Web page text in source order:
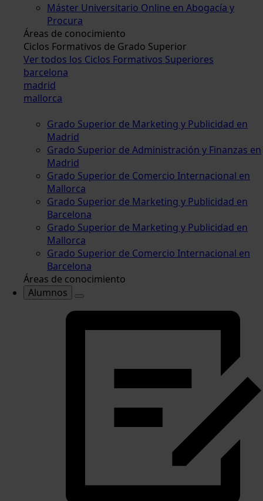
Máster Universitario Online en Abogacía y
Procura
Áreas de conocimiento
Ciclos Formativos de Grado Superior
Ver todos los Ciclos Formativos Superiores
barcelona
madrid
mallorca
Grado Superior de Marketing y Publicidad en
Madrid
Grado Superior de Administración y Finanzas en
Madrid
Grado Superior de Comercio Internacional en
Mallorca
Grado Superior de Marketing y Publicidad en
Barcelona
Grado Superior de Marketing y Publicidad en
Mallorca
Grado Superior de Comercio Internacional en
Barcelona
Áreas de conocimiento
Alumnos